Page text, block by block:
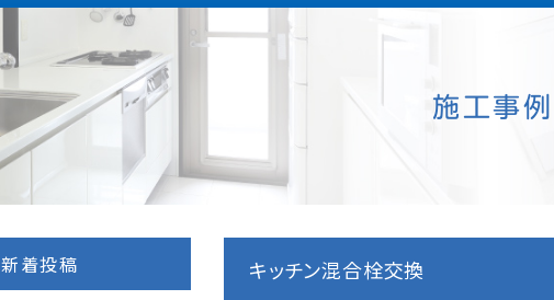
施工事例
キッチン混合栓交換
新着投稿